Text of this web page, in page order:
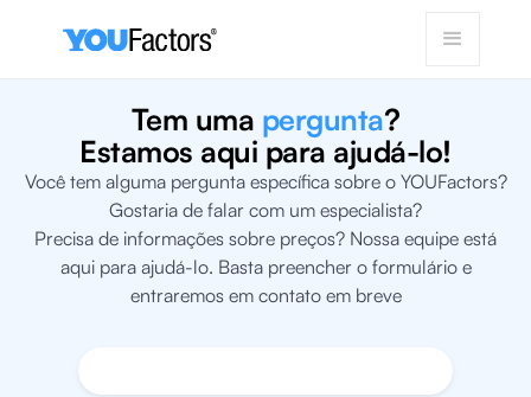
Tem uma pergunta?
Estamos aqui para ajudá-lo!
Você tem alguma pergunta específica sobre o YOUFactors?
Gostaria de falar com um especialista?
Precisa de informações sobre preços? Nossa equipe está
aqui para ajudá-lo. Basta preencher o formulário e
entraremos em contato em breve